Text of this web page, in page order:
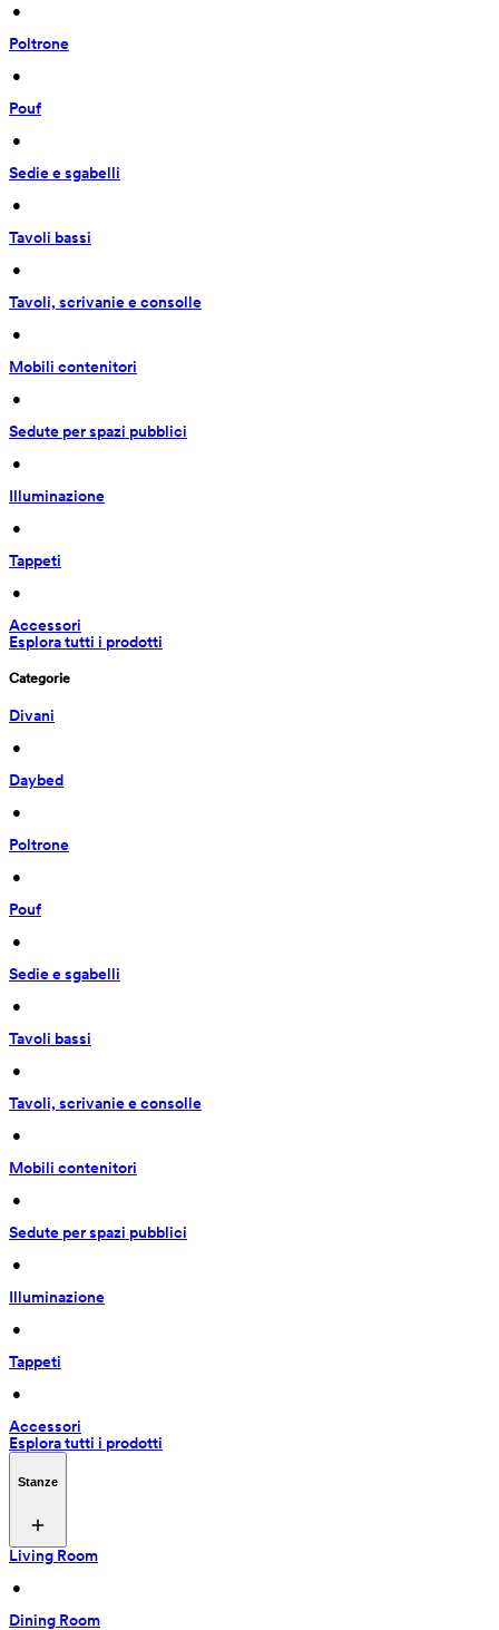
•
Poltrone
•
Pouf
•
Sedie e sgabelli
•
Tavoli bassi
•
Tavoli, scrivanie e consolle
•
Mobili contenitori
•
Sedute per spazi pubblici
•
Illuminazione
•
Tappeti
•
Accessori
Esplora tutti i prodotti
Categorie
Divani
•
Daybed
•
Poltrone
•
Pouf
•
Sedie e sgabelli
•
Tavoli bassi
•
Tavoli, scrivanie e consolle
•
Mobili contenitori
•
Sedute per spazi pubblici
•
Illuminazione
•
Tappeti
•
Accessori
Esplora tutti i prodotti
Stanze
Living Room
•
Dining Room